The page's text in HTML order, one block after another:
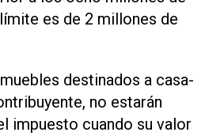
es de 2 millones de
destinados a casa-
no estarán
impuesto cuando su valor